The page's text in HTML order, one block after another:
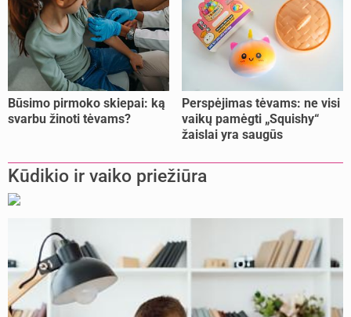
Būsimo pirmoko skiepai: ką
svarbu žinoti tėvams?
Perspėjimas tėvams: ne visi
vaikų pamėgti „Squishy“
žaislai yra saugūs
Kūdikio ir vaiko priežiūra